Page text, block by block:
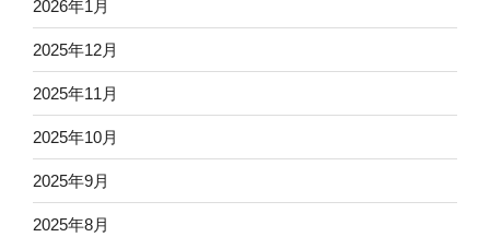
2026年1月
2025年12月
2025年11月
2025年10月
2025年9月
2025年8月